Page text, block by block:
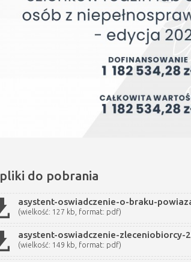
pliki do pobrania
asystent-oswiadczenie-o-braku-
(wielkość: 127 kb, format: pdf)
asystent-oswiadczenie-zleceniobiorcy-
(wielkość: 149 kb, format: pdf)